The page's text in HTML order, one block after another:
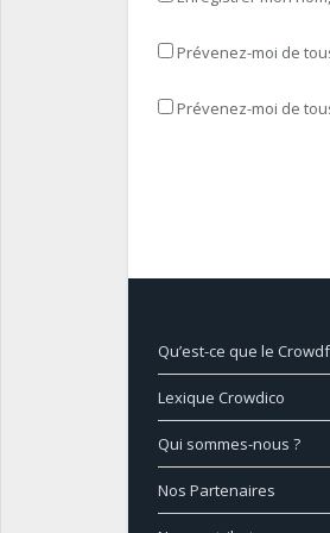
Prévenez-moi de
Prévenez-moi de
Qu’est-ce que le
Lexique Crowdico
Qui sommes-nous ?
Nos Partenaires